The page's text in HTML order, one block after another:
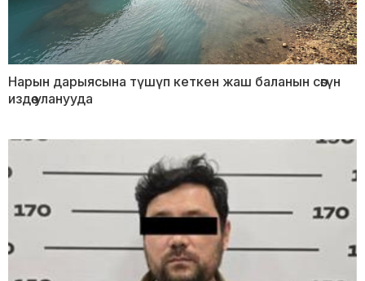
Нарын дарыясына түшүп кеткен жаш баланын сөөгүн
издөө уланууда